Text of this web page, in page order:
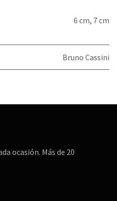
6 cm, 7 cm
Bruno Cassini
ocasión. Más de 20